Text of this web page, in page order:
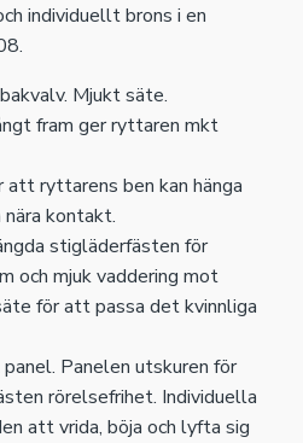
individuellt brons i en
Mjukt säte.
fram ger ryttaren mkt
ryttarens ben kan hänga
kontakt.
stigläderfästen för
och mjuk vaddering mot
för att passa det kvinnliga
Panelen utskuren för
rörelsefrihet. Individuella
att vrida, böja och lyfta sig